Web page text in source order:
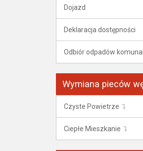
Dojazd
Deklaracja dostępności
Odbiór odpadów
Wymiana pieców
Czyste Powietrze
Ciepłe Mieszkanie